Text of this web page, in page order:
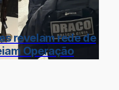
revelam rede de
Operação